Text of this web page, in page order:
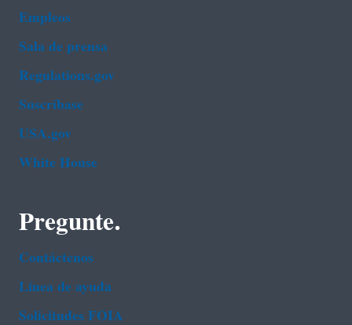
Empleos
Sala de prensa
Regulations.gov
Suscríbase
USA.gov
White House
Pregunte.
Contáctenos
Línea de ayuda
Solicitudes FOIA